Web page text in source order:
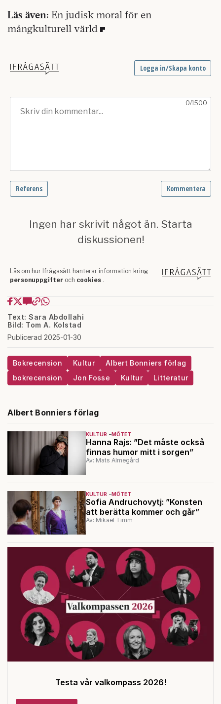
Läs även: En judisk moral för en
mångkulturell värld
Text: Sara Abdollahi
Bild: Tom A. Kolstad
Publicerad 2025-01-30
Bokrecension Kultur
Albert Bonniers förlag
bokrecension
Jon Fosse Kultur Litteratur
Albert Bonniers förlag
KULTUR MÖTET
Hanna Rajs: ”Det måste också
finnas humor mitt i sorgen”
Av: Mats Almegård
KULTUR MÖTET
Sofia Andruchovytj: ”Konsten
att berätta kommer och går”
Av: Mikael Timm
Testa vår valkompass 2026!